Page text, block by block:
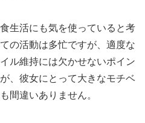
生活にも気を使っていると考
の活動は多忙ですが、適度な
ル維持には欠かせないポイン
、彼女にとって大きなモチベ
間違いありません。